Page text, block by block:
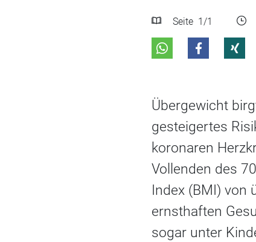
Seite 1 /1
Übergewicht
gesteigertes
koronaren
Vollenden des
Index (BMI)
ernsthaften
sogar unter